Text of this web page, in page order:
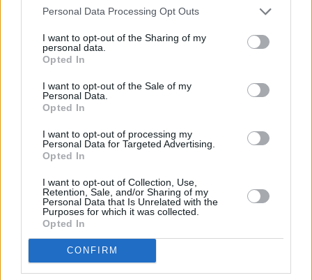
Personal Data Processing Opt Outs
I want to opt-out of the Sharing of my
personal data.
Opted In
I want to opt-out of the Sale of my
Personal Data.
Opted In
I want to opt-out of processing my
Personal Data for Targeted Advertising.
Opted In
I want to opt-out of Collection, Use,
Retention, Sale, and/or Sharing of my
Personal Data that Is Unrelated with the
Purposes for which it was collected.
Opted In
CONFIRM
Nombre
(requerido)
Refescar
Enviar
JComments
PUBLICIDAD